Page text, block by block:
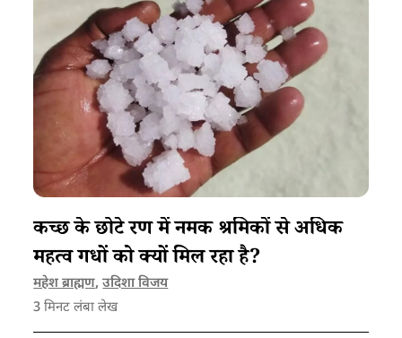
कच्छ के छोटे रण में नमक श्रमिकों से अधिक
महत्व गधों को क्यों मिल रहा है?
महेश ब्राह्मण,उदिशा विजय
3 मिनट लंबा लेख